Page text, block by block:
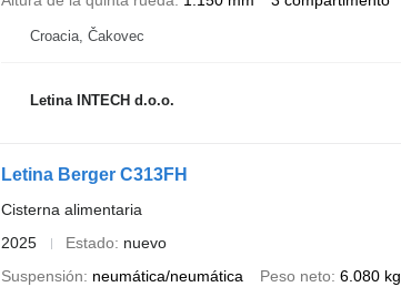
Croacia, Čakovec
Letina INTECH d.o.o.
Letina Berger C313FH
Cisterna alimentaria
2025
Estado
nuevo
Suspensión
neumática/neumática Peso neto 6.080 kg